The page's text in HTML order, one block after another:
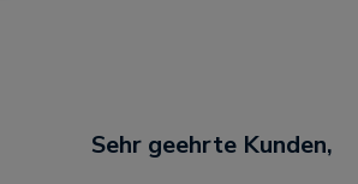
Sehr geehrte Kunden,